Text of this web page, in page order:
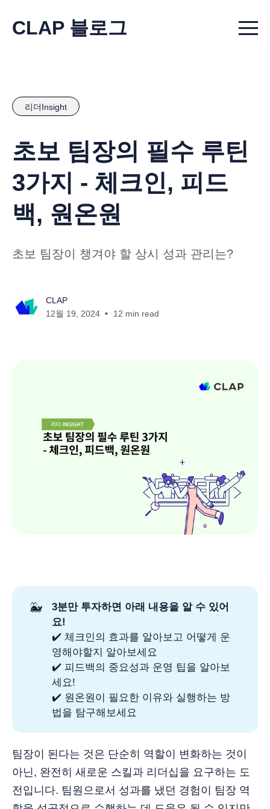
CLAP 블로그 Menu
리더Insight
초보 팀장의 필수 루틴
3가지 - 체크인, 피드
백, 원온원
초보 팀장이 챙겨야 할 상시 성과 관리는?
CLAP
12월 19, 2024
12 min read
🐳
3분만 투자하면 아래 내용을 알 수 있어
요!
✔️ 체크인의 효과를 알아보고 어떻게 운
영해야할지 알아보세요
✔️ 피드백의 중요성과 운영 팁을 알아보
세요!
✔️ 원온원이 필요한 이유와 실행하는 방
법을 탐구해보세요
팀장이 된다는 것은 단순히 역할이 변화하는 것이
아닌, 완전히 새로운 스킬과 리더십을 요구하는 도
전입니다. 팀원으로서 성과를 냈던 경험이 팀장 역